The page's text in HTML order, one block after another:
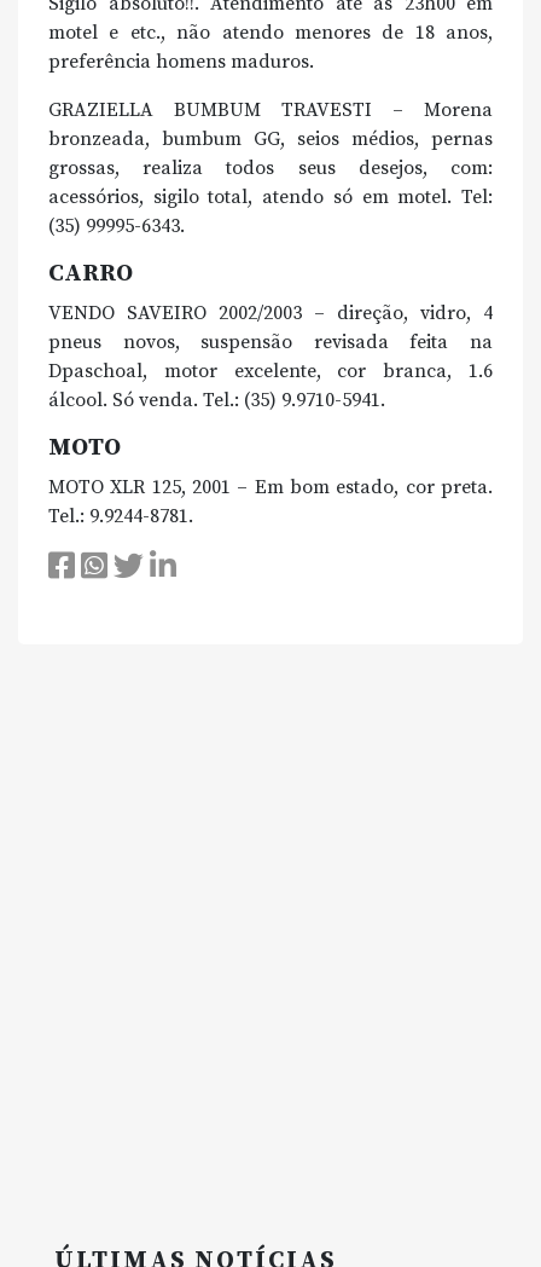
motel e etc., não atendo menores de 18 anos,
preferência homens maduros.
GRAZIELLA BUMBUM TRAVESTI – Morena
bronzeada, bumbum GG, seios médios, pernas
grossas, realiza todos seus desejos, com:
acessórios, sigilo total, atendo só em motel. Tel:
(35) 99995-6343.
CARRO
VENDO SAVEIRO 2002/2003 – direção, vidro, 4
pneus novos, suspensão revisada feita na
Dpaschoal, motor excelente, cor branca, 1.6
álcool. Só venda. Tel.: (35) 9.9710-5941.
MOTO
MOTO XLR 125, 2001 – Em bom estado, cor preta.
Tel.: 9.9244-8781.